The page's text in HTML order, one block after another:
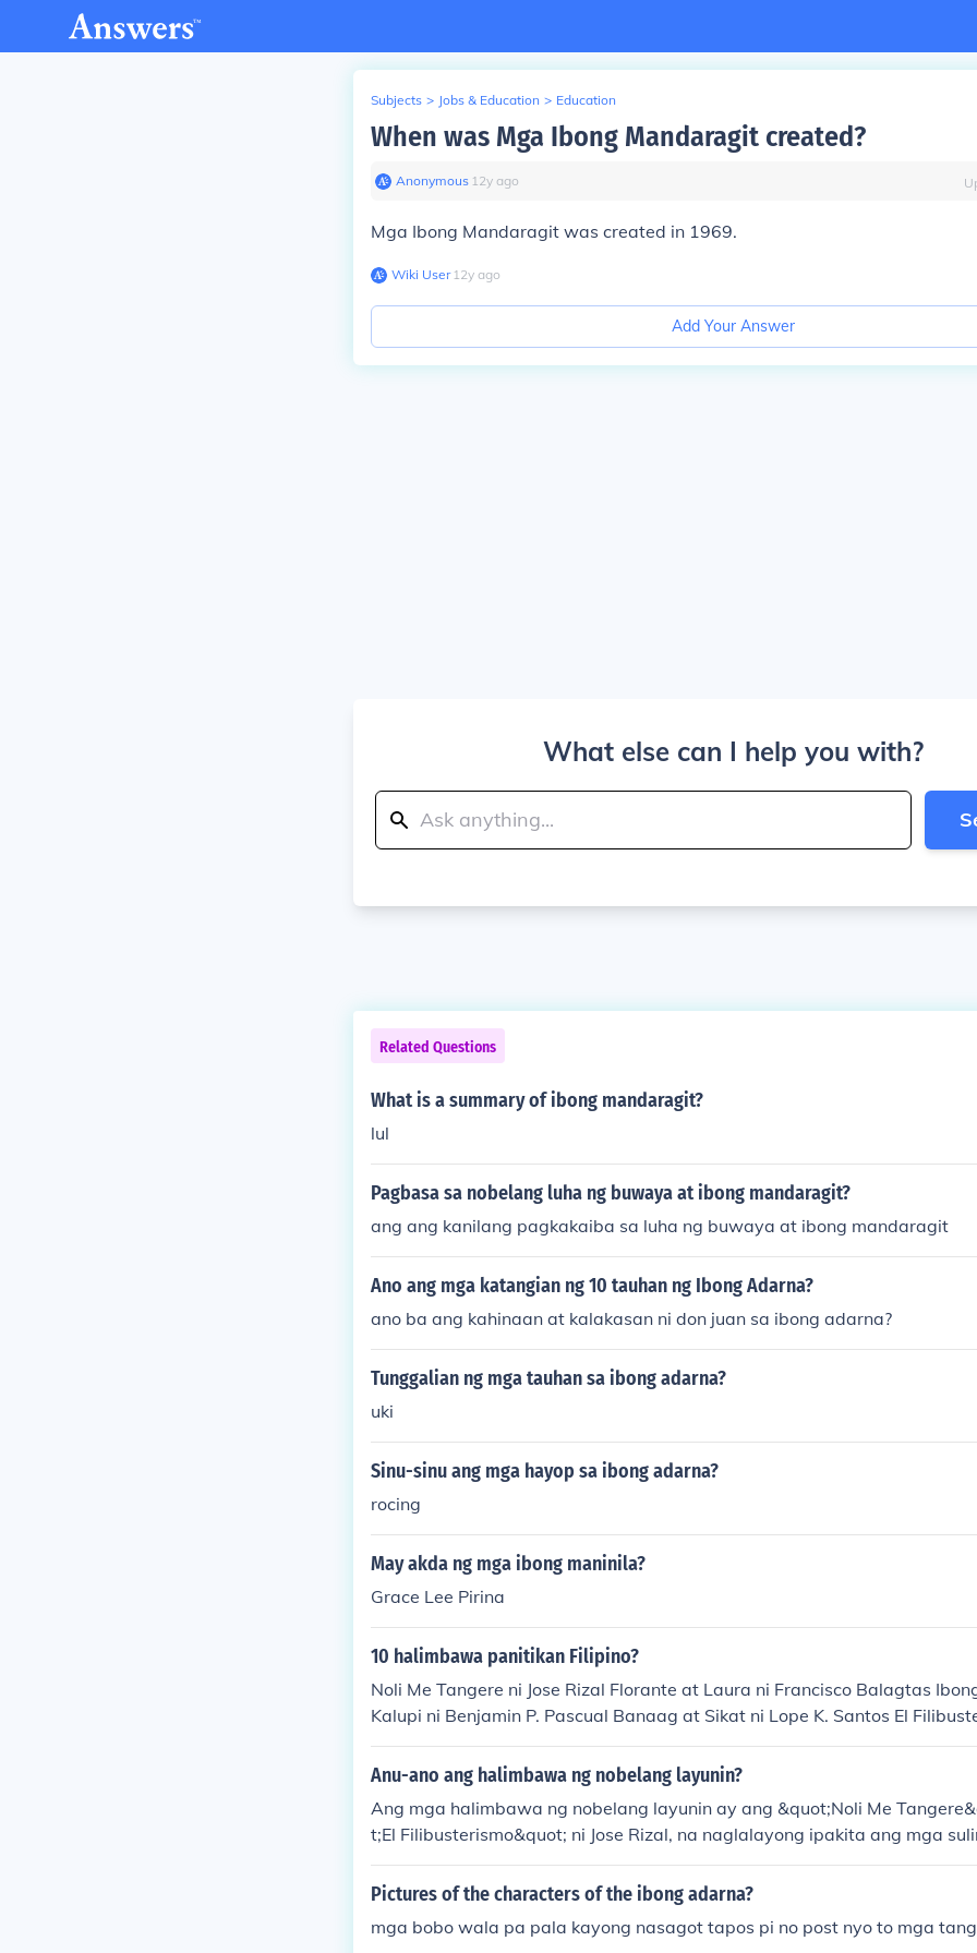
Subjects > Jobs & Education > Education
When was Mga Ibong Mandaragit created?
Anonymous∙ 12y ago
Mga Ibong Mandaragit was created in 1969.
Wiki User∙12y ago
Add Your Answer
What else can I help you with?
Related Questions
What is a summary of ibong mandaragit?
lul
Pagbasa sa nobelang luha ng buwaya at ibong mandaragit?
ang ang kanilang pagkakaiba sa luha ng buwaya at ibong mandaragit
Ano ang mga katangian ng 10 tauhan ng Ibong Adarna?
ano ba ang kahinaan at kalakasan ni don juan sa ibong adarna?
Tunggalian ng mga tauhan sa ibong adarna?
uki
Sinu-sinu ang mga hayop sa ibong adarna?
rocing
May akda ng mga ibong maninila?
Grace Lee Pirina
10 halimbawa panitikan Filipino?
Noli Me Tangere ni Jose Rizal Florante at Laura ni Francisco Balagtas
Kalupi ni Benjamin P. Pascual Banaag at Sikat ni Lope K. Santos El
Rizal Dekada '70 ni Lualhati Bautista Mga Ibong Mandaragit ni Amado V.
Mga Kuko ng Liwanag ni Edgardo M. Reyes Ang Tondo Man Ay May
Anu-ano ang halimbawa ng nobelang layunin?
Ang mga halimbawa ng nobelang layunin ay ang &quot;Noli Me
t;El Filibusterismo&quot; ni Jose Rizal, na naglalayong ipakita ang mga
an sa ilalim ng koloniyal na pamamahala ng mga Espanyol. Isa pang
&quot;Mga Ibong Mandaragit&quot; ni Amado Hernandez, na
n ng mga kwento kundi naglalaman din ng mga mensahe at layunin na
Pictures of the characters of the ibong adarna?
mga bobo wala pa pala kayong nasagot tapos pi no post nyo to mga